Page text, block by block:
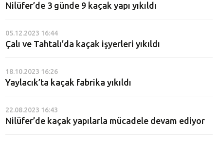
Nilüfer’de 3 günde 9 kaçak yapı yıkıldı
05.12.2023 16:44
Çalı ve Tahtalı’da kaçak işyerleri yıkıldı
18.10.2023 16:26
Yaylacık’ta kaçak fabrika yıkıldı
22.08.2023 16:43
Nilüfer’de kaçak yapılarla mücadele devam ediyor